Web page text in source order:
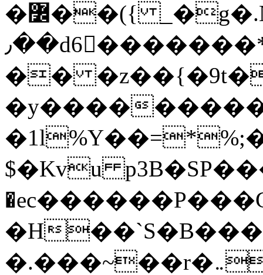
�߼��({ _�g�.Nfӻg����f7z91o^��̤^�>��2�`�:|#dk�{>�>>&�tsw�Nwo�?
٫��d6򆧇�������*��[|^]oo���NW~zz>�X&�u�=K?
��
�y����
$�Kvu
�H
�.���~��r�޼�}�܅�mؕWu���K}